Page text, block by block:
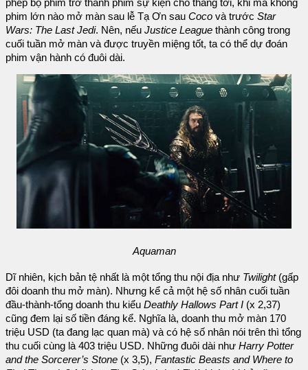
phép bộ phim trở thành phim sự kiện cho tháng tới, khi mà không
phim lớn nào mở màn sau lễ Tạ Ơn sau Coco và trước Star
Wars: The Last Jedi. Nên, nếu Justice League thành công trong
cuối tuần mở màn và được truyền miệng tốt, ta có thể dự đoán
phim vận hành có đuôi dài.
Aquaman
Dĩ nhiên, kịch bản tệ nhất là một tổng thu nội địa như Twilight(gấp
đôi doanh thu mở màn). Nhưng kể cả một hệ số nhân cuối tuần
đầu-thành-tổng doanh thu kiểu Deathly Hallows Part I (x 2,37)
cũng đem lại số tiền đáng kể. Nghĩa là, doanh thu mở màn 170
triệu USD (ta đang lạc quan mà) và có hệ số nhân nói trên thì tổng
thu cuối cùng là 403 triệu USD. Những đuôi dài như Harry Potter
and the Sorcerer’s Stone (x 3,5), Fantastic Beasts and Where to